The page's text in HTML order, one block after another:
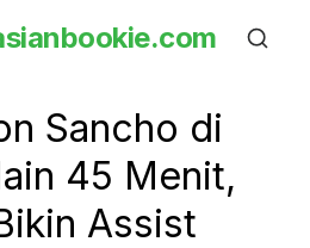
Sancho di
45 Menit,
Assist